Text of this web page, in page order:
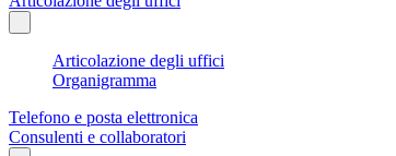
Articolazione degli uffici
Organigramma
Telefono e posta elettronica
Consulenti e collaboratori